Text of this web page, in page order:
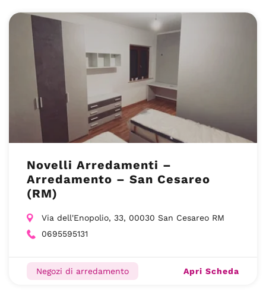
Novelli Arredamenti –
Arredamento – San Cesareo
(RM)
Via dell'Enopolio, 33, 00030 San Cesareo RM
0695595131
Negozi di arredamento Apri Scheda